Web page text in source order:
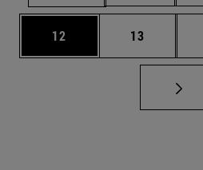
Página
12 Página
13